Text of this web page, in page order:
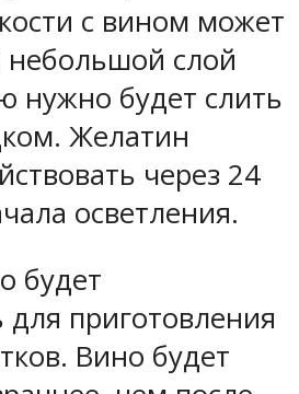
с вином может
небольшой слой
нужно будет слить
Желатин
через 24
осветления.
будет
для приготовления
Вино будет